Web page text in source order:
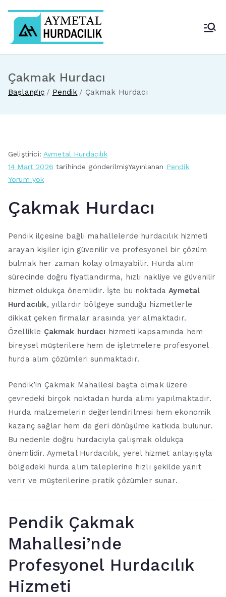
Çakmak Hurdacı
Başlangıç Pendik Çakmak Hurdacı
Geliştirici: Aymetal Hurdacılık
14 Mart 2026 tarihinde gönderilmişYayınlanan Pendik
Yorum yokÇakmak
Çakmak Hurdacı
Pendik ilçesine bağlı mahallelerde hurdacılık hizmeti
arayan kişiler için güvenilir ve profesyonel bir çözüm
bulmak her zaman kolay olmayabilir. Hurda alım
sürecinde doğru fiyatlandırma, hızlı nakliye ve güvenilir
hizmet oldukça önemlidir. İşte bu noktadaAymetal
Hurdacılık, yıllardır bölgeye sunduğu hizmetlerle
dikkat çeken firmalar arasında yer almaktadır.
Özellikle Çakmak hurdacı hizmeti kapsamında hem
bireysel müşterilere hem de işletmelere profesyonel
hurda alım çözümleri sunmaktadır.
Pendik’in Çakmak Mahallesi başta olmak üzere
çevredeki birçok noktadan hurda alımı yapılmaktadır.
Hurda malzemelerin değerlendirilmesi hem ekonomik
kazanç sağlar hem de geri dönüşüme katkıda bulunur.
Bu nedenle doğru hurdacıyla çalışmak oldukça
önemlidir. Aymetal Hurdacılık, yerel hizmet anlayışıyla
bölgedeki hurda alım taleplerine hızlı şekilde yanıt
verir ve müşterilerine pratik çözümler sunar.
Pendik Çakmak
Mahallesi’nde
Profesyonel Hurdacılık
Hizmeti